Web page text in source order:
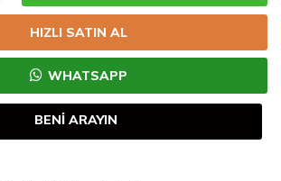
HIZLI SATIN AL
WHATSAPP
BENİ ARAYIN